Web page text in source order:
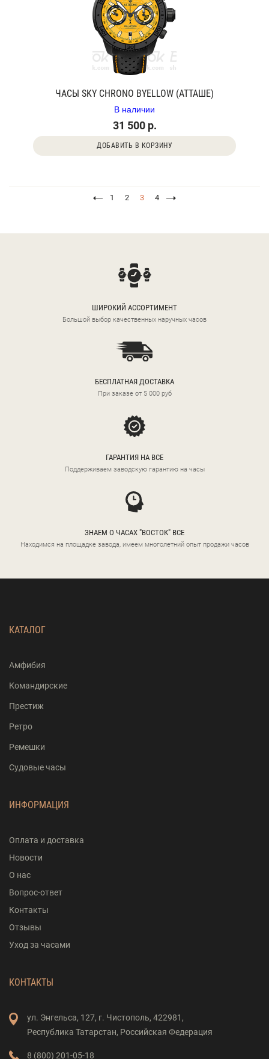
ЧАСЫ SKY CHRONO BYELLOW (АТТАШЕ)
В наличии
31 500 р.
ДОБАВИТЬ В КОРЗИНУ
1 2 3 4
ШИРОКИЙ АССОРТИМЕНТ
Большой выбор качественных наручных часов
БЕСПЛАТНАЯ ДОСТАВКА
При заказе от 5 000 руб
ГАРАНТИЯ НА ВСЕ
Поддерживаем заводскую гарантию на часы
ЗНАЕМ О ЧАСАХ "ВОСТОК" ВСЕ
Находимся на площадке завода, имеем многолетний опыт продажи часов
КАТАЛОГ
Амфибия
Командирские
Престиж
Ретро
Ремешки
Судовые часы
ИНФОРМАЦИЯ
Оплата и доставка
Новости
О нас
Вопрос-ответ
Контакты
Отзывы
Уход за часами
КОНТАКТЫ
ул. Энгельса, 127, г. Чистополь, 422981,
Республика Татарстан, Российская Федерация
8 (800) 201-05-18